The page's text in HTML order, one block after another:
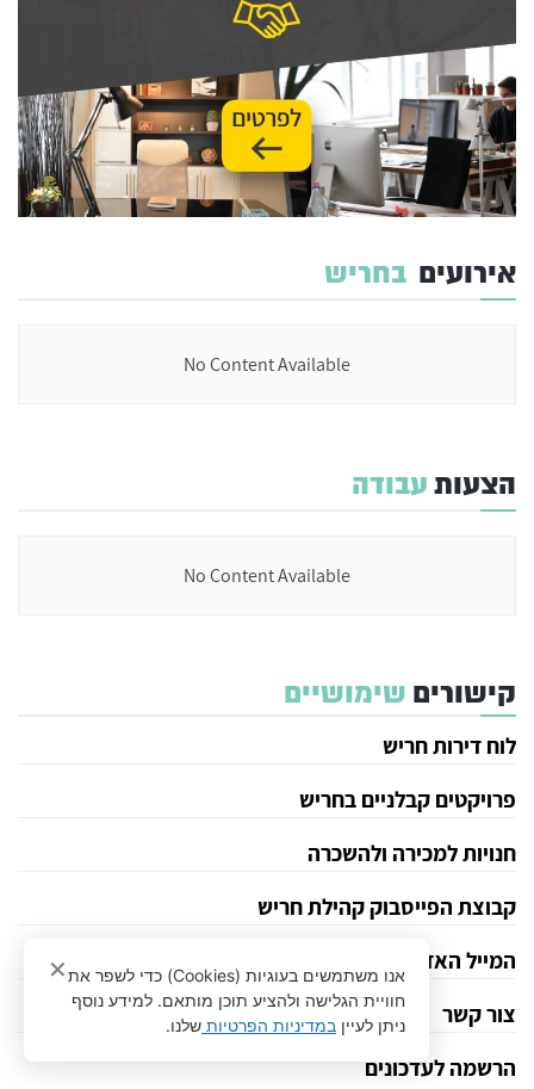
אירועים בחריש
No Content Available
הצעותעבודה
No Content Available
קישורים שימושיים
לוח דירות חריש
פרויקטים קבלניים בחריש
חנויות למכירה ולהשכרה
קבוצת הפייסבוק קהילת חריש
המייל האדום
צור קשר
הרשמה לעדכונים
אנו משתמשים בעוגיות (Cookies) כדי לשפר את
חוויית הגלישה ולהציע תוכן מותאם. למידע נוסף
ניתן לעיין במדיניות הפרטיות שלנו.
✕